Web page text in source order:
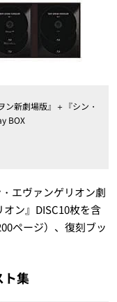
ン新劇場版』＋『シン・
BOX
エヴァンゲリオン劇
ン』DISC10枚を含
ページ）、復刻ブッ
ト集